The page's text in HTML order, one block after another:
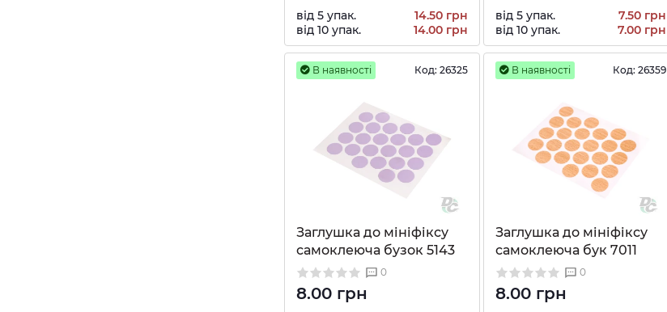
від 5 упак.
14.50 грн
від 10 упак.
14.00 грн
від 5 упак.
7.50 грн
від 10 упак.
7.00 грн
В наявності Код: 26325
Заглушка до мініфіксу
самоклеюча бузок 5143
0
8.00 грн
В наявності Код: 26359
Заглушка до мініфіксу
самоклеюча бук 7011
0
8.00 грн